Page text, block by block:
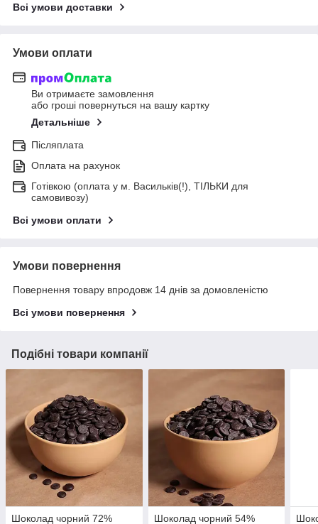
Всі умови доставки
Умови оплати
Ви отримаєте замовлення
або гроші повернуться на вашу картку
Детальніше
Післяплата
Оплата на рахунок
Готівкою (оплата у м. Васильків(!), ТІЛЬКИ для
самовивозу)
Всі умови оплати
Умови повернення
Повернення товару впродовж 14 днів за домовленістю
Всі умови повернення
Подібні товари компанії
Шоколад чорний 72%
Шоколад чорний 54%